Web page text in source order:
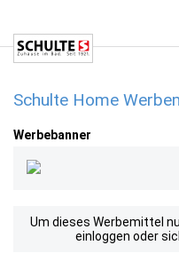
Schulte Home
Werbebanner
Um dieses Werbemittel
einloggen oder